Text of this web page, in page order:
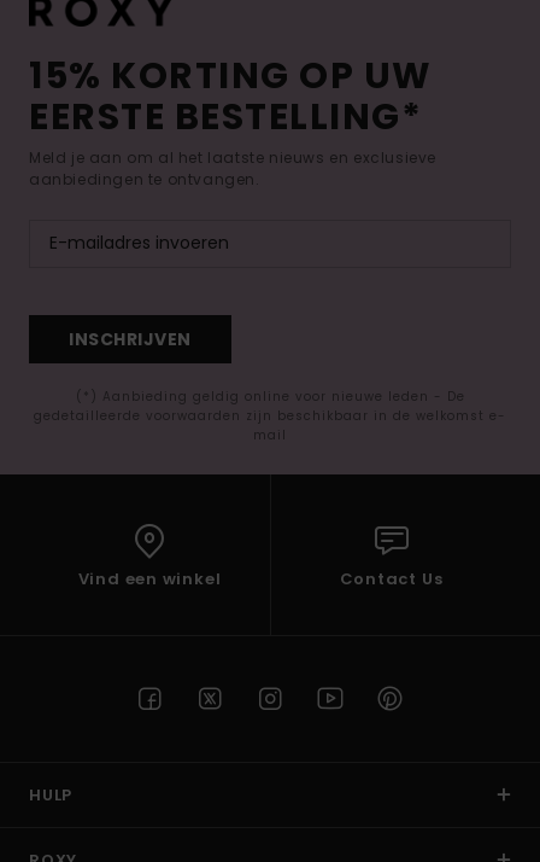
15% KORTING OP UW
EERSTE BESTELLING*
Meld je aan om al het laatste nieuws en exclusieve
aanbiedingen te ontvangen.
INSCHRIJVEN
(*) Aanbieding geldig online voor nieuwe leden - De
gedetailleerde voorwaarden zijn beschikbaar in de welkomst e-
mail
Vind een winkel Contact Us
HULP